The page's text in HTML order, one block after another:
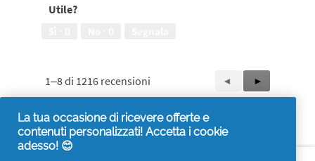
Utile?
1–8 di 1216 recensioni
Precedente
Reviews
◄
Successiva
Reviews
►
La tua occasione di ricevere offerte e
contenuti personalizzati! Accetta i cookie
adesso! 😊